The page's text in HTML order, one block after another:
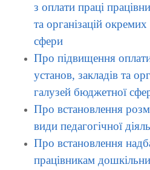
з оплати праці
та організацій
сфери
Про підвищення
установ, закладів та
галузей бюджетної
Про встановлення
види педагогічної
Про встановлення
працівникам